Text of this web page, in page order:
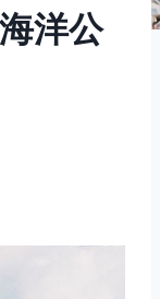
洋公